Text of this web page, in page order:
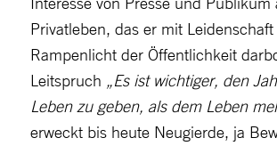
Privatleben, das er mit
Rampenlicht der Öffentlichkeit
Leitspruch „Es ist wichtiger, den
Leben zu geben, als dem Leben
erweckt bis heute Neugierde, ja